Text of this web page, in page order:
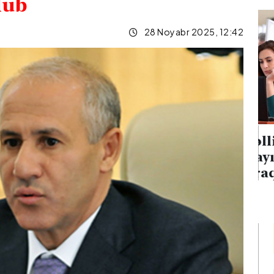
28 Noyabr 2025, 12:42
emalı
hücumu
Müəllimlərin faktiki
yaşayış rayonuna uyğun
olaraq vakansiya seçimi
başlayıb